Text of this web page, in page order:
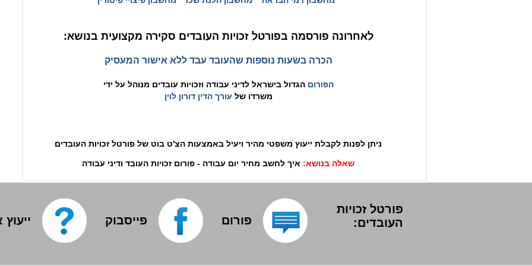
לאחרונה פורסמה בפורטל זכויות העובדים סקירה מקצועית בנושא:
הכרה בשעות נוספות שהעובד עבד ללא אישור המעסיק
הפורום הגדול בישראל לדיני עבודה וזכויות עובדים מנוהל על ידי
משרדו של עורך הדין דורון לוין
ניתן לפנות לקבלת ייעוץ משפטי מהיר ויעיל באמצעות הצ'ט בוט של פורטל זכויות העובדים
שאלה בנושא: איך לחשב מחיר יום עבודה - פורום זכויות העובד ודיני עבודה
פורטל זכויות
העובדים:
פורום פייסבוק ייעוץ